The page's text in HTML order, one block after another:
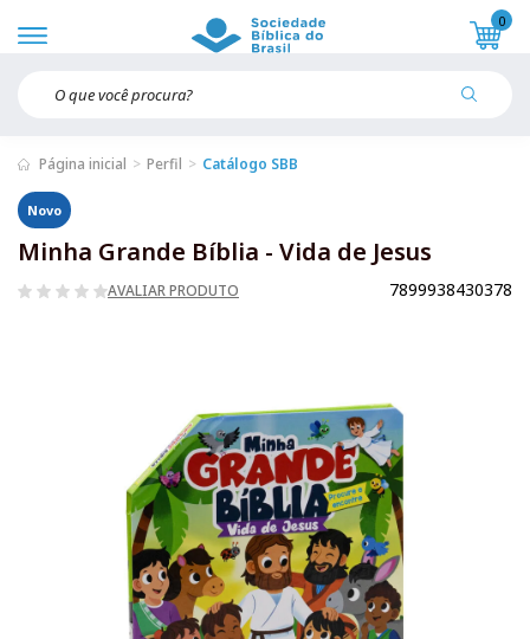
0
Página inicial Perfil Catálogo SBB
Novo
Minha Grande Bíblia - Vida de Jesus
AVALIAR PRODUTO 7899938430378